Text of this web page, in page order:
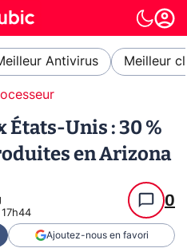
Antivirus Meilleur
États-Unis : 30 %
en Arizona
0
Ajoutez-nous en favori